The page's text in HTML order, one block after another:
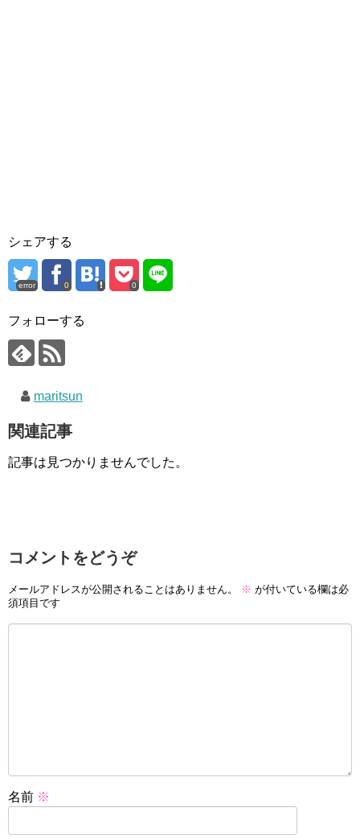
シェアする
error 0 0
フォローする
maritsun
関連記事
記事は見つかりませんでした。
コメントをどうぞ
メールアドレスが公開されることはありません。 ※ が付いている欄は必
須項目です
名前 ※